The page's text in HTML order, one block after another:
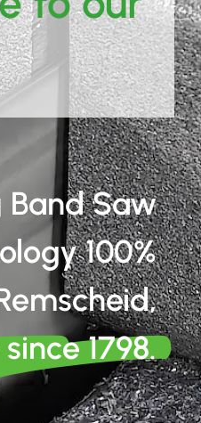
Band Saw
100%
1798.